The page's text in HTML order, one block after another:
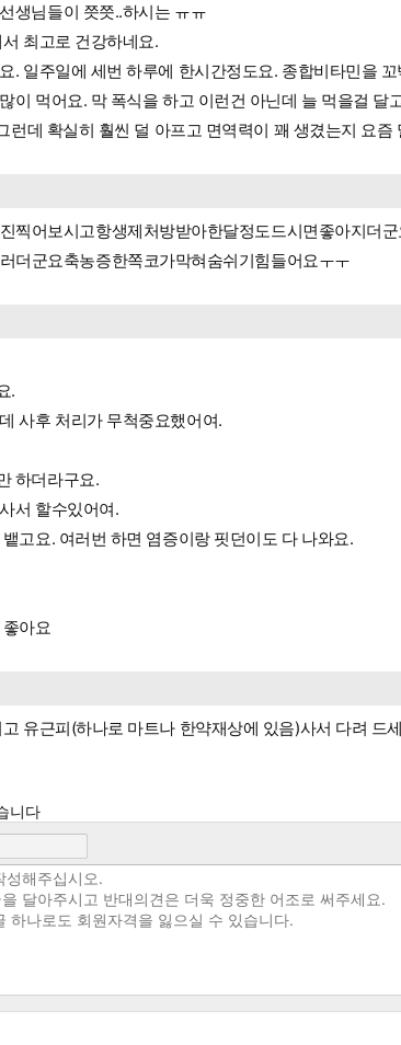
생님들이 쯧쯧..하시는 ㅠㅠ
최고로 건강하네요.
. 일주일에 세번 하루에 한시간정도요. 종합비타민을
이 먹어요. 막 폭식을 하고 이런건 아닌데 늘 먹을걸 달
런데 확실히 훨씬 덜 아프고 면역력이 꽤 생겼는지 요즘
찍어보시고항생제처방받아한달정도드시면좋아지더
더군요축농증한쪽코가막혀숨쉬기힘들어요ㅜㅜ
.
사후 처리가 무척중요했어여.
하더라구요.
서 할수있어여.
고요. 여러번 하면 염증이랑 핏던이도 다 나와요.
아요
유근피(하나로 마트나 한약재상에 있음)사서 다려 드
니다